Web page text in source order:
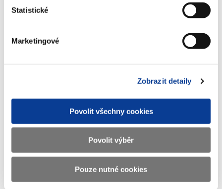
Statistické
Marketingové
Zobrazit detaily
Povolit všechny cookies
Povolit výběr
Pouze nutné cookies
(293 kB)
Zobrazeno 548 ×